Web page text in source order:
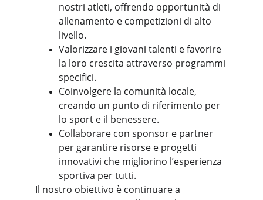
nostri atleti, offrendo opportunità di
allenamento e competizioni di alto
livello.
Valorizzare i giovani talenti e favorire
la loro crescita attraverso programmi
specifici.
Coinvolgere la comunità locale,
creando un punto di riferimento per
lo sport e il benessere.
Collaborare con sponsor e partner
per garantire risorse e progetti
innovativi che migliorino l’esperienza
sportiva per tutti.
Il nostro obiettivo è continuare a